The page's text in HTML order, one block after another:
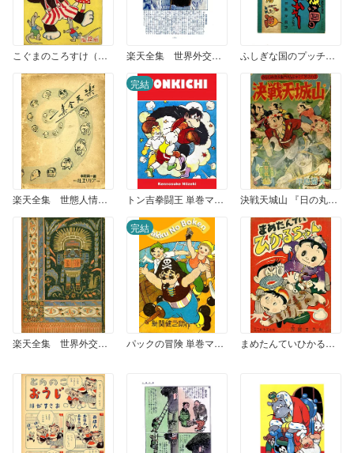
こぐまのころすけ（はがまさお版） 『たのしい一年生』1958年12月号 楽天全集 世界外交戦争漫画集 （2） ふしぎな国のプッチャー
楽天全集 世態人情風俗漫画集 (1)
完結
トン吉拳闘王 単巻マンガ 決戦天城山 『日の丸』1958年増刊号付録
楽天全集 世界外交戦争漫画集 （1）
完結
パックの冒険 単巻マンガ まめたんていひかるちゃん 『小学二年生』1957年正月号ふろく